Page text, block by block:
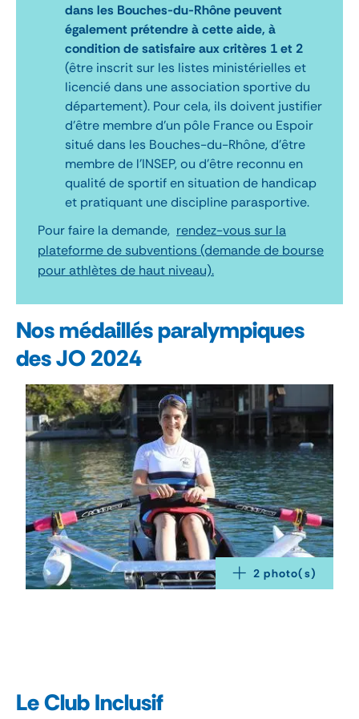
dans les Bouches-du-Rhône peuvent
également prétendre à cette aide, à
condition de satisfaire aux critères 1 et 2
(être inscrit sur les listes ministérielles et
licencié dans une association sportive du
département). Pour cela, ils doivent justifier
d’être membre d’un pôle France ou Espoir
situé dans les Bouches-du-Rhône, d’être
membre de l’INSEP, ou d’être reconnu en
qualité de sportif en situation de handicap
et pratiquant une discipline parasportive.
Pour faire la demande, rendez-vous sur la
plateforme de subventions (demande de bourse
pour athlètes de haut niveau).
Nos médaillés paralympiques
des JO 2024
2 photo(s)
Le Club Inclusif